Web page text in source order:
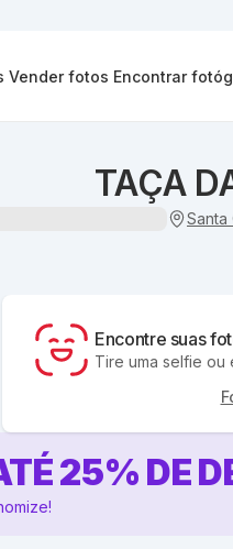
Vender fotos Encontrar
TAÇA
Santa
Encontre suas
Tire uma selfie ou
25% DE